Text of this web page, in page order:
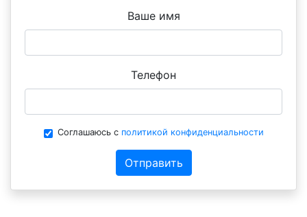
Ваше имя
Телефон
Соглашаюсь с политикой конфиденциальности
Отправить